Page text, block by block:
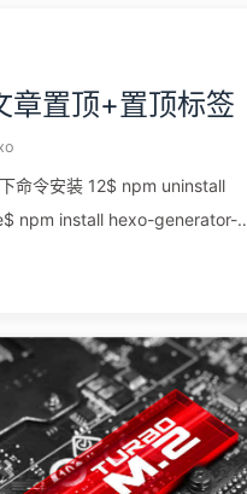
章置顶+置顶标签
命令安装 12$ npm uninstall
npm install hexo-generator-
meta"> 下面插入如下代码：
meta-